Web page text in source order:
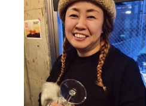
か？できたしこ！）なんせ
素人ながらにもクラフトマ
ンシップを発揮し、一つ一
つ自分たちの手で作り上げ
ているところです。という
わけで、オープニング当日
天草を感じて頂きたいとい
う想いで、現在可能な限り
自分達の手で急ピッチで工
事を進めております。3月20
日のオープニングイベント
まで残りわずかとなりまし
締役）